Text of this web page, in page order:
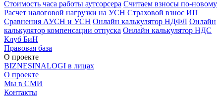
Стоимость часа работы аутсорсера Считаем взносы по-новому
Расчет налоговой нагрузки на УСН Страховой взнос ИП
Сравнения АУСН и УСН Онлайн калькулятор НДФЛ Онлайн
калькулятор компенсации отпуска Онлайн калькулятор НДС
Клуб БиН
Правовая база
О проекте
BIZNESINALOGI в лицах
О проекте
Мы в СМИ
Контакты